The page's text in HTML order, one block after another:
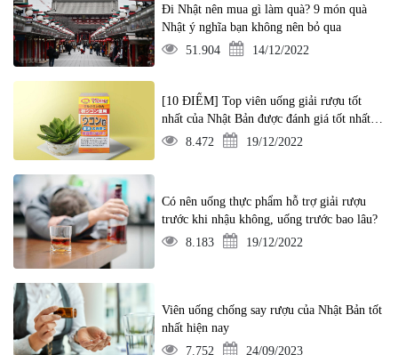
Đi Nhật nên mua gì làm quà? 9 món quà
Nhật ý nghĩa bạn không nên bỏ qua
51.904
14/12/2022
[10 ĐIỂM] Top viên uống giải rượu tốt
nhất của Nhật Bản được đánh giá tốt nhất
hiện nay
8.472 19/12/2022
Có nên uống thực phẩm hỗ trợ giải rượu
trước khi nhậu không, uống trước bao lâu?
8.183
19/12/2022
Viên uống chống say rượu của Nhật Bản tốt
nhất hiện nay
7.752
24/09/2023